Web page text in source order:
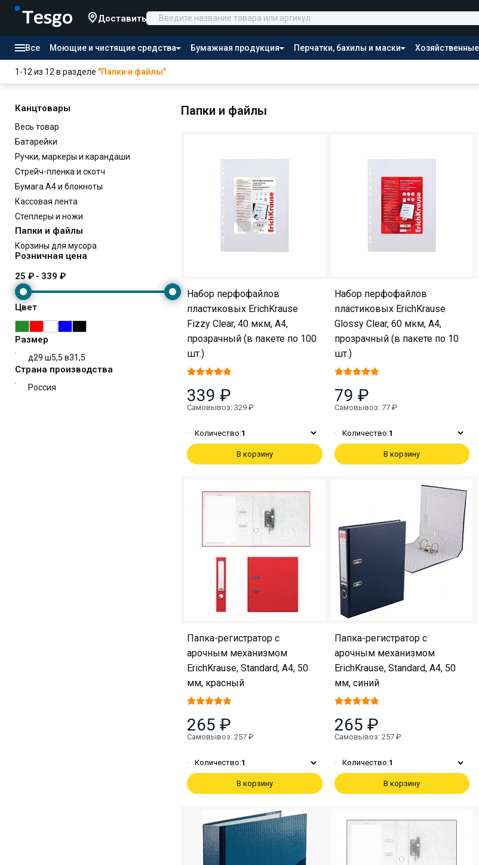
Доставить
Все Моющие и чистящие средства Бумажная продукция Перчатки, бахилы и маски
Товары для отелей Канцтовары
1-12 из 12 в разделе "Папки и файлы"
Канцтовары
Весь товар
Батарейки
Ручки, маркеры и карандаши
Стрейч-пленка и скотч
Бумага А4 и блокноты
Кассовая лента
Степлеры и ножи
Папки и файлы
Корзины для мусора
Розничная цена
25 ₽ - 339 ₽
Цвет
Размер
д29 ш5,5 в31,5
Страна производства
Россия
Папки и файлы
Набор перфофайлов
пластиковых ErichKrause
Fizzy Clear, 40 мкм, A4,
прозрачный (в пакете по 100
шт.)
339 ₽
Самовывоз: 329 ₽
Количество:1
В корзину
Набор перфофайлов
пластиковых ErichKrause
Glossy Clear, 60 мкм, A4,
прозрачный (в пакете по 10
шт.)
79 ₽
Самовывоз: 77 ₽
Количество:1
В корзину
Папка-регистратор с
арочным механизмом
ErichKrause, Standard, А4, 50
мм, красный
265 ₽
Самовывоз: 257 ₽
Количество:1
В корзину
Папка-регистратор с
арочным механизмом
ErichKrause, Standard, А4, 50
мм, синий
265 ₽
Самовывоз: 257 ₽
Количество:1
В корзину